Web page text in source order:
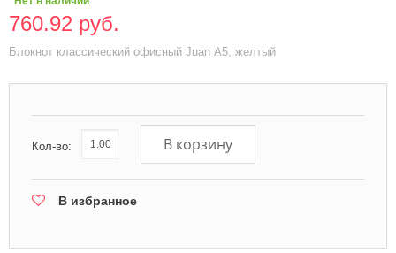
760.92 руб.
Блокнот классический офисный Juan А5, желтый
Кол-во: В корзину
В избранное